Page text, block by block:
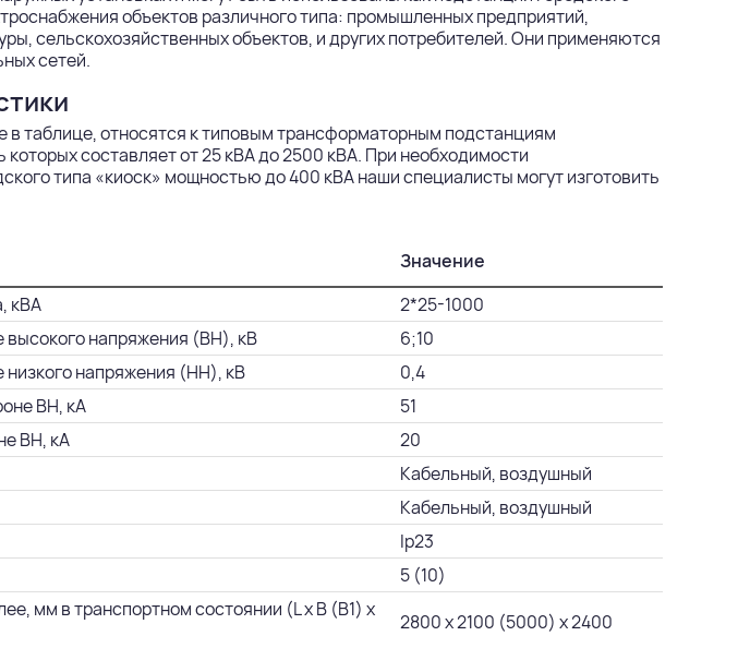
объектов различного типа: промышленных предприятий,
сельскохозяйственных объектов, и других потребителей. Они применяются
сетей.
таблице, относятся к типовым трансформаторным подстанциям
составляет от 25 кВА до 2500 кВА. При необходимости
типа «киоск» мощностью до 400 кВА наши специалисты могут изготовить
Значение
кВА
2*25-1000
напряжения (ВН), кВ
6;10
напряжения (НН), кВ
0,4
ВН, кА
51
ВН, кА
20
Кабельный, воздушный
Кабельный, воздушный
Ip23
5 (10)
мм в транспортном состоянии (L х B (В1) х
2800 х 2100 (5000) х 2400